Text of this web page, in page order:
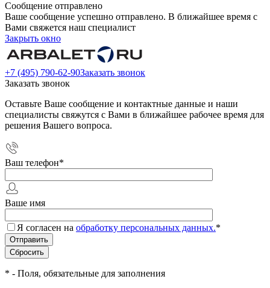
Сообщение отправлено
Ваше сообщение успешно отправлено. В ближайшее время с
Вами свяжется наш специалист
Закрыть окно
+7 (495) 790-62-90Заказать звонок
Заказать звонок
Оставьте Ваше сообщение и контактные данные и наши
специалисты свяжутся с Вами в ближайшее рабочее время для
решения Вашего вопроса.
Ваш телефон*
Ваше имя
Я согласен на обработку персональных данных.*
* - Поля, обязательные для заполнения